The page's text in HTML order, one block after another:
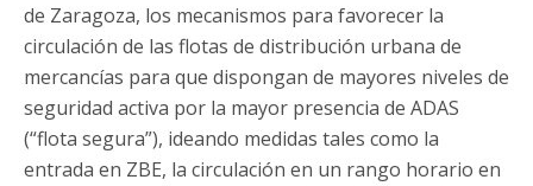
de Zaragoza, los mecanismos para favorecer la
circulación de las flotas de distribución urbana de
mercancías para que dispongan de mayores niveles de
seguridad activa por la mayor presencia de ADAS
(“flota segura”), ideando medidas tales como la
entrada en ZBE, la circulación en un rango horario en